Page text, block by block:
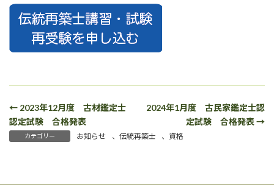
← 2023年12月度 古材鑑定士
認定試験 合格発表
2024年1月度 古民家鑑定士認
定試験 合格発表 →
カテゴリー お知らせ 、 伝統再築士 、資格